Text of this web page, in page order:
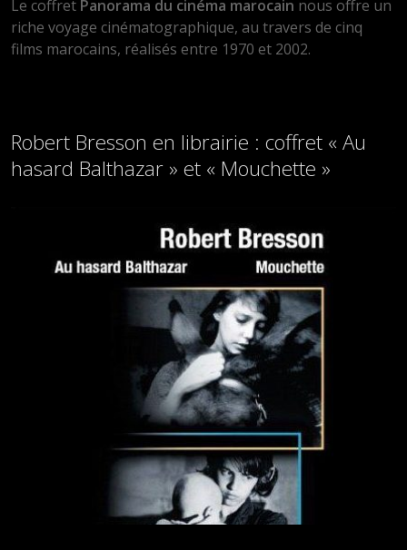
Le coffret Panorama du cinéma marocain nous offre un
riche voyage cinématographique, au travers de cinq
films marocains, réalisés entre 1970 et 2002.
Robert Bresson en librairie : coffret « Au
hasard Balthazar » et « Mouchette »